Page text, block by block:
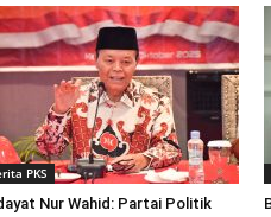
PKS
Nur Wahid: Partai Politik